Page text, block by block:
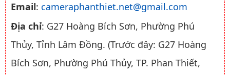
Email: cameraphanthiet.net@gmail.com
Địa chỉ: G27 Hoàng Bích Sơn, Phường Phú
Thủy, Tỉnh Lâm Đồng. (Trước đây: G27 Hoàng
Bích Sơn, Phường Phú Thủy, TP. Phan Thiết,